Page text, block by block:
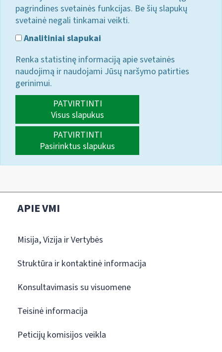
pagrindines svetainės funkcijas. Be šių slapukų
svetainė negali tinkamai veikti.
Analitiniai slapukai
Renka statistinę informaciją apie svetainės
naudojimą ir naudojami Jūsų naršymo patirties
gerinimui.
PATVIRTINTI
Visus slapukus
PATVIRTINTI
Pasirinktus slapukus
APIE VMI
Misija, Vizija ir Vertybės
Struktūra ir kontaktinė informacija
Konsultavimasis su visuomene
Teisinė informacija
Peticijų komisijos veikla